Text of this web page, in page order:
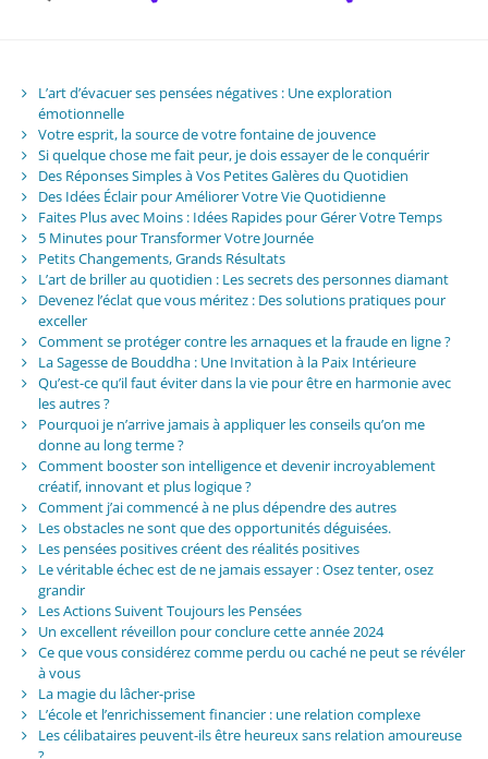
L’art d’évacuer ses pensées négatives : Une exploration
émotionnelle
Votre esprit, la source de votre fontaine de jouvence
Si quelque chose me fait peur, je dois essayer de le conquérir
Des Réponses Simples à Vos Petites Galères du Quotidien
Des Idées Éclair pour Améliorer Votre Vie Quotidienne
Faites Plus avec Moins : Idées Rapides pour Gérer Votre Temps
5 Minutes pour Transformer Votre Journée
Petits Changements, Grands Résultats
L’art de briller au quotidien : Les secrets des personnes diamant
Devenez l’éclat que vous méritez : Des solutions pratiques pour
exceller
Comment se protéger contre les arnaques et la fraude en ligne ?
La Sagesse de Bouddha : Une Invitation à la Paix Intérieure
Qu’est-ce qu’il faut éviter dans la vie pour être en harmonie avec
les autres ?
Pourquoi je n’arrive jamais à appliquer les conseils qu’on me
donne au long terme ?
Comment booster son intelligence et devenir incroyablement
créatif, innovant et plus logique ?
Comment j’ai commencé à ne plus dépendre des autres
Les obstacles ne sont que des opportunités déguisées.
Les pensées positives créent des réalités positives
Le véritable échec est de ne jamais essayer : Osez tenter, osez
grandir
Les Actions Suivent Toujours les Pensées
Un excellent réveillon pour conclure cette année 2024
Ce que vous considérez comme perdu ou caché ne peut se révéler
à vous
La magie du lâcher-prise
L’école et l’enrichissement financier : une relation complexe
Les célibataires peuvent-ils être heureux sans relation amoureuse